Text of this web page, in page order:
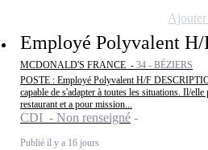
Employé Polyvalent H/
MCDONALD'S FRANCE - 34 - BÉZIERS
POSTE : Employé Polyvalent H/F
capable de s'adapter à toutes les situations. Il/
restaurant et a pour mission...
CDI - Non renseigné
Publié il y a 16 jours
Ajouter